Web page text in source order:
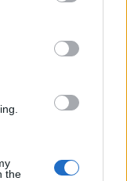
party tags to
in below Google
the
un
nuovo